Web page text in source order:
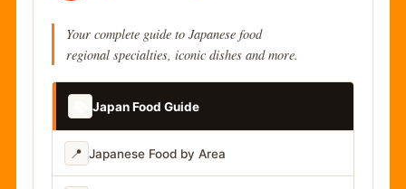
Your complete guide to Japanese food
regional specialties, iconic dishes and more.
Japan Food Guide
📍 Japanese Food by Area